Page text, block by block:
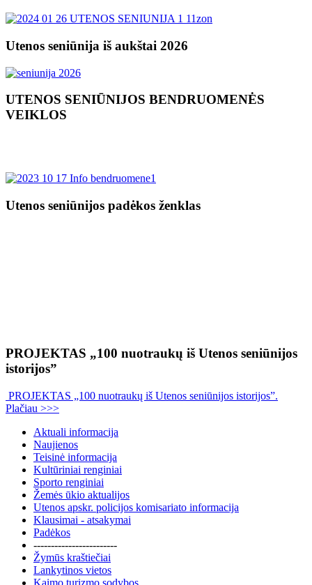
Utenos seniūnija iš aukštai 2026
UTENOS SENIŪNIJOS BENDRUOMENĖS
VEIKLOS
Utenos seniūnijos padėkos ženklas
PROJEKTAS „100 nuotraukų iš Utenos seniūnijos
istorijos”
PROJEKTAS „100 nuotraukų iš Utenos seniūnijos istorijos”.
Plačiau >>>
Aktuali informacija
Naujienos
Teisinė informacija
Kultūriniai renginiai
Sporto renginiai
Žemės ūkio aktualijos
Utenos apskr. policijos komisariato informacija
Klausimai - atsakymai
Padėkos
------------------------
Žymūs kraštiečiai
Lankytinos vietos
Kaimo turizmo sodybos